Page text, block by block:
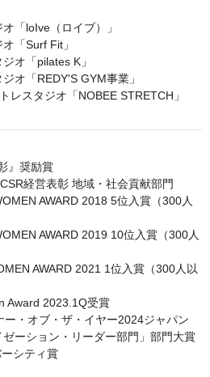
「loIve（ロイブ）」
「Surf Fit」
オ「pilates K」
オ「REDY'S GYM事業」
レスタジオ「NOBEE STRETCH」
』奨励賞
経営表彰 地域・社会貢献部門
AWARD 2018 5位入賞（300人
AWARD 2019 10位入賞（300人
AWARD 2021 1位入賞（300人以
Award 2023.1Q受賞
・オブ・ザ・イヤー2024ジャパン
ゼーション・リーダー部門」部門大賞
シティ賞